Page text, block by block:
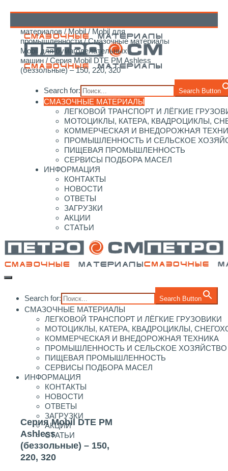
Search for: Search Button
СМАЗОЧНЫЕ МАТЕРИАЛЫ
ЛЕГКОВОЙ ТРАНСПОРТ И ЛЁГКИЕ
МОТОЦИКЛЫ, КАТЕРА, КВАДРОЦИКЛЫ,
КОММЕРЧЕСКАЯ И ВНЕДОРОЖНАЯ
ПРОМЫШЛЕННОСТЬ И СЕЛЬСКОЕ
ПИЩЕВАЯ ПРОМЫШЛЕННОСТЬ
СЕРВИСЫ ПОДБОРА МАСЕЛ
ИНФОРМАЦИЯ
КОНТАКТЫ
НОВОСТИ
ОТВЕТЫ
ЗАГРУЗКИ
АКЦИИ
СТАТЬИ
Search for: Search Button
СМАЗОЧНЫЕ МАТЕРИАЛЫ
ЛЕГКОВОЙ ТРАНСПОРТ И ЛЁГКИЕ ГРУЗОВИКИ
МОТОЦИКЛЫ, КАТЕРА, КВАДРОЦИКЛЫ,
КОММЕРЧЕСКАЯ И ВНЕДОРОЖНАЯ ТЕХНИКА
ПРОМЫШЛЕННОСТЬ И СЕЛЬСКОЕ ХОЗЯЙСТВО
ПИЩЕВАЯ ПРОМЫШЛЕННОСТЬ
СЕРВИСЫ ПОДБОРА МАСЕЛ
ИНФОРМАЦИЯ
КОНТАКТЫ
НОВОСТИ
ОТВЕТЫ
ЗАГРУЗКИ
АКЦИИ
СТАТЬИ
материалов/Mobil/ Mobil для
промышленности/Смазочные материалы
Mobil для бумагоделательных
машин/ Серия Mobil DTE PM Ashless
(беззольные) – 150, 220, 320
Серия Mobil DTE PM
Ashless
(беззольные) – 150,
220, 320